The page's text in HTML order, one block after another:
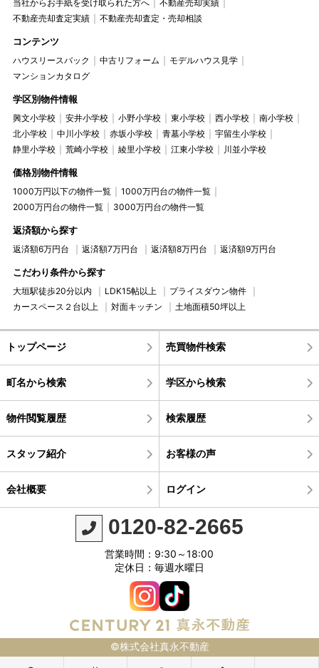
当社からお手紙を受け取られた方へ
不動産売却実績
不動産売却査定実績
不動産売却査定・売却相談
コンテンツ
ハウスリースバック 中古リフォーム
モデルハウス見学
マンションカタログ
学区別物件情報
興文小学校 安井小学校 小野小学校 東小学校 西小学校
南小学校
北小学校
中川小学校 赤坂小学校 青墓小学校
宇留生小学校
静里小学校
荒崎小学校 綾里小学校 江東小学校 川並小学校
価格別物件情報
1000万円以下の物件一覧
1000万円台の物件一覧
2000万円台の物件一覧
3000万円台の物件一覧
返済額から探す
返済額6万円台 返済額7万円台 返済額8万円台 返済額9万円台
こだわり条件から探す
大垣駅徒歩20分以内 LDK15帖以上
プライスダウン物件
カースペース２台以上
対面キッチン 土地面積50坪以上
トップページ 売買物件検索
町名から検索 学区から検索
物件閲覧履歴 検索履歴
スタッフ紹介 お客様の声
会社概要 ログイン
0120-82-2665
営業時間：9:30～18:00
定休日：毎週水曜日
©株式会社真永不動産